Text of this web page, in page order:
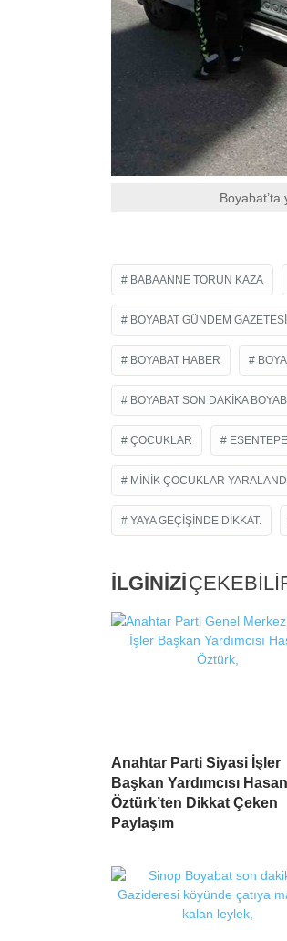
BABAANNE TORUN KAZA
BOYABAT GÜNDEM GAZETESI
BOYABAT HABER
BOYABAT SON DAKIKA
ÇOCUKLAR
MINIK ÇOCUKLAR
YAYA GEÇIŞINDE DIKKAT.
İLGİNİZİ
Anahtar Parti Siyasi İşler
Başkan Yardımcısı Hasan
Öztürk’ten Dikkat Çeken
Paylaşım